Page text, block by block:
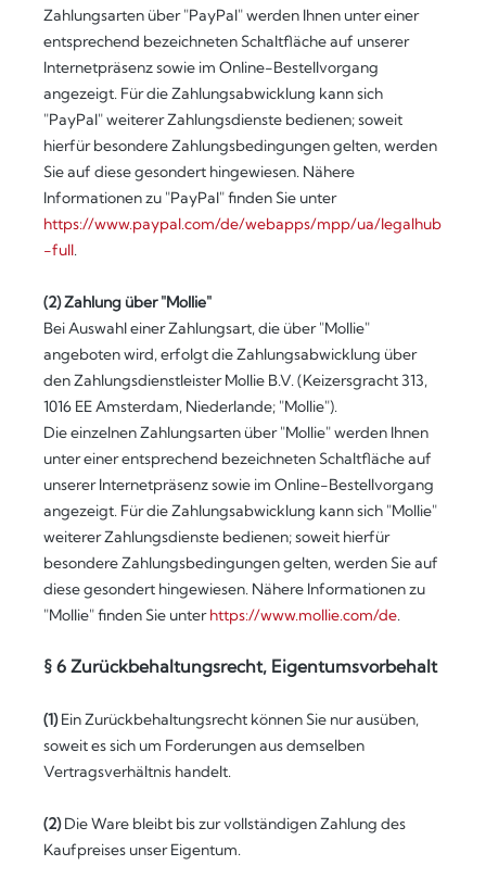
Zahlungsarten über "PayPal" werden Ihnen unter einer
entsprechend bezeichneten Schaltfläche auf unserer
Internetpräsenz sowie im Online-Bestellvorgang
angezeigt. Für die Zahlungsabwicklung kann sich
"PayPal" weiterer Zahlungsdienste bedienen; soweit
hierfür besondere Zahlungsbedingungen gelten, werden
Sie auf diese gesondert hingewiesen. Nähere
Informationen zu "PayPal" finden Sie unter
https://www.paypal.com/de/webapps/mpp/ua/legalhub
-full.
(2) Zahlung über "Mollie"
Bei Auswahl einer Zahlungsart, die über "Mollie"
angeboten wird, erfolgt die Zahlungsabwicklung über
den Zahlungsdienstleister Mollie B.V. (Keizersgracht 313,
1016 EE Amsterdam, Niederlande; "Mollie").
Die einzelnen Zahlungsarten über "Mollie" werden Ihnen
unter einer entsprechend bezeichneten Schaltfläche auf
unserer Internetpräsenz sowie im Online-Bestellvorgang
angezeigt. Für die Zahlungsabwicklung kann sich "Mollie"
weiterer Zahlungsdienste bedienen; soweit hierfür
besondere Zahlungsbedingungen gelten, werden Sie auf
diese gesondert hingewiesen. Nähere Informationen zu
"Mollie" finden Sie unterhttps://www.mollie.com/de.
§ 6 Zurückbehaltungsrecht, Eigentumsvorbehalt
(1)Ein Zurückbehaltungsrecht können Sie nur ausüben,
soweit es sich um Forderungen aus demselben
Vertragsverhältnis handelt.
(2)Die Ware bleibt bis zur vollständigen Zahlung des
Kaufpreises unser Eigentum.